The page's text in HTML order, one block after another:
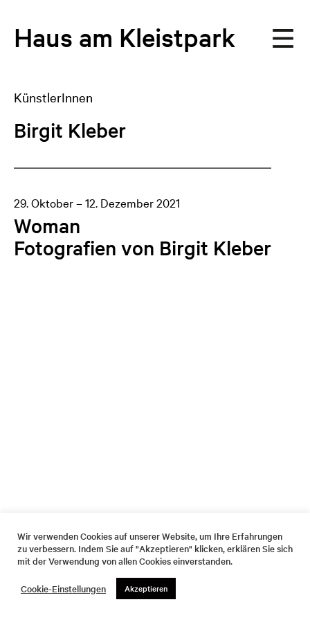
Haus am Kleistpark
KünstlerInnen
Birgit Kleber
29. Oktober – 12. Dezember 2021
Woman
Fotografien von Birgit Kleber
Wir verwenden Cookies auf unserer Website, um Ihre Erfahrungen
zu verbessern. Indem Sie auf "Akzeptieren" klicken, erklären Sie sich
mit der Verwendung von allen Cookies einverstanden.
Cookie-Einstellungen Akzeptieren